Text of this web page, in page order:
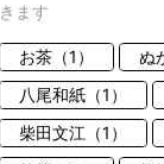
きます
お茶（1）
ぬ
八尾和紙（1）
柴田文江（1）